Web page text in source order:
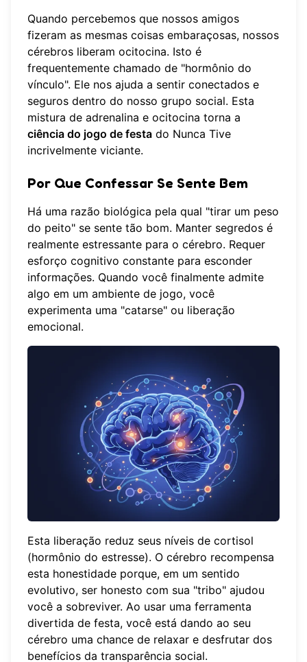
Quando percebemos que nossos amigos
fizeram as mesmas coisas embaraçosas, nossos
cérebros liberam ocitocina. Isto é
frequentemente chamado de "hormônio do
vínculo". Ele nos ajuda a sentir conectados e
seguros dentro do nosso grupo social. Esta
mistura de adrenalina e ocitocina torna a
ciência do jogo de festa do Nunca Tive
incrivelmente viciante.
Por Que Confessar Se Sente Bem
Há uma razão biológica pela qual "tirar um peso
do peito" se sente tão bom. Manter segredos é
realmente estressante para o cérebro. Requer
esforço cognitivo constante para esconder
informações. Quando você finalmente admite
algo em um ambiente de jogo, você
experimenta uma "catarse" ou liberação
emocional.
Esta liberação reduz seus níveis de cortisol
(hormônio do estresse). O cérebro recompensa
esta honestidade porque, em um sentido
evolutivo, ser honesto com sua "tribo" ajudou
você a sobreviver. Ao usar uma ferramenta
divertida de festa, você está dando ao seu
cérebro uma chance de relaxar e desfrutar dos
benefícios da transparência social.